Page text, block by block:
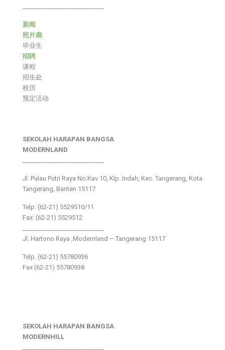
新闻
照片廊
毕业生
招聘
课程
招生处
校历
预定活动
SEKOLAH HARAPAN BANGSA
MODERNLAND
Jl. Pulau Putri Raya No.Kav 10, Klp. Indah, Kec. Tangerang, Kota
Tangerang, Banten 15117
Telp: (62-21) 5529510/11
Fax: (62-21) 5529512
Jl. Hartono Raya ,Modernland – Tangerang 15117
Telp. (62-21) 55780936
Fax (62-21) 55780938
SEKOLAH HARAPAN BANGSA
MODERNHILL